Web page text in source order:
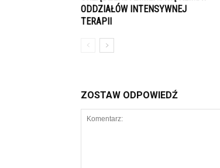
ODDZIAŁÓW INTENSYWNEJ
TERAPII
ZOSTAW ODPOWIEDŹ